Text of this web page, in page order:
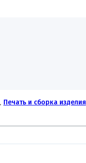
Печать и сборка изделия